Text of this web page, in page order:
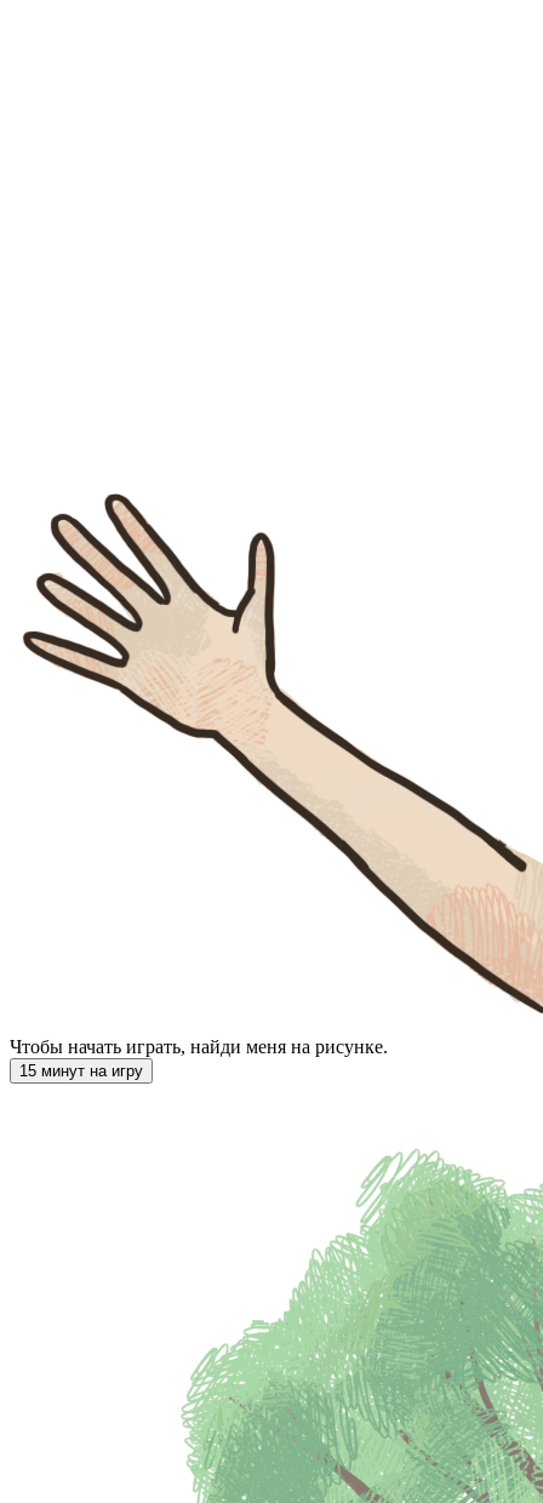
Чтобы начать играть, найди меня на рисунке.
15 минут на игру